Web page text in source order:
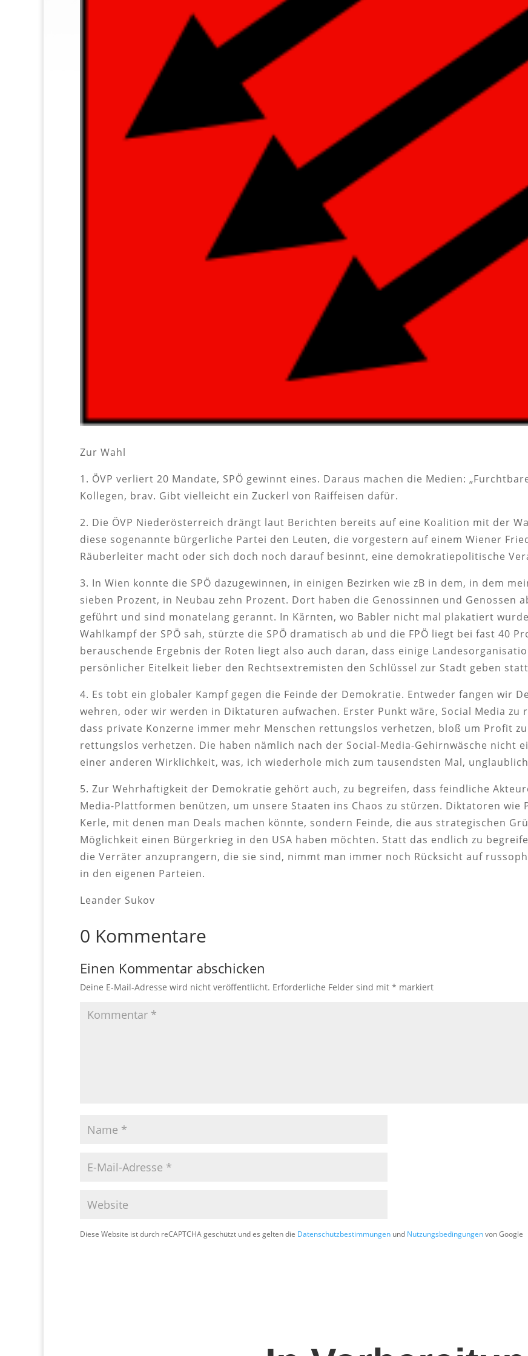
Zur Wahl
1. ÖVP verliert 20 Mandate, SPÖ gewinnt eines. Daraus machen die Medien:
Kollegen, brav. Gibt vielleicht ein Zuckerl von Raiffeisen dafür.
2. Die ÖVP Niederösterreich drängt laut Berichten bereits auf eine Koalition mit der
diese sogenannte bürgerliche Partei den Leuten, die vorgestern auf einem Wiener
Räuberleiter macht oder sich doch noch darauf besinnt, eine demokratiepolitische
3. In Wien konnte die SPÖ dazugewinnen, in einigen Bezirken wie zB in dem, in dem
sieben Prozent, in Neubau zehn Prozent. Dort haben die Genossinnen und Genossen
geführt und sind monatelang gerannt. In Kärnten, wo Babler nicht mal plakatiert
Wahlkampf der SPÖ sah, stürzte die SPÖ dramatisch ab und die FPÖ liegt bei fast 40
berauschende Ergebnis der Roten liegt also auch daran, dass einige
persönlicher Eitelkeit lieber den Rechtsextremisten den Schlüssel zur Stadt geben
4. Es tobt ein globaler Kampf gegen die Feinde der Demokratie. Entweder fangen wir
wehren, oder wir werden in Diktaturen aufwachen. Erster Punkt wäre, Social Media zu
dass private Konzerne immer mehr Menschen rettungslos verhetzen, bloß um Profit
rettungslos verhetzen. Die haben nämlich nach der Social-Media-Gehirnwäsche nicht
einer anderen Wirklichkeit, was, ich wiederhole mich zum tausendsten Mal,
5. Zur Wehrhaftigkeit der Demokratie gehört auch, zu begreifen, dass feindliche
Media-Plattformen benützen, um unsere Staaten ins Chaos zu stürzen. Diktatoren
Kerle, mit denen man Deals machen könnte, sondern Feinde, die aus strategischen
Möglichkeit einen Bürgerkrieg in den USA haben möchten. Statt das endlich zu
die Verräter anzuprangern, die sie sind, nimmt man immer noch Rücksicht auf
in den eigenen Parteien.
Leander Sukov
0 Kommentare
Einen Kommentar abschicken
Deine E-Mail-Adresse wird nicht veröffentlicht. Erforderliche Felder sind mit * markiert
Diese Website ist durch reCAPTCHA geschützt und es gelten die Datenschutzbestimmungen und Nutzungsbedingungenvon Google